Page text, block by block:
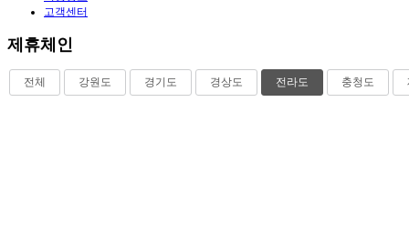
고객센터
제휴체인
전체 강원도 경기도 경상도 전라도 충청도